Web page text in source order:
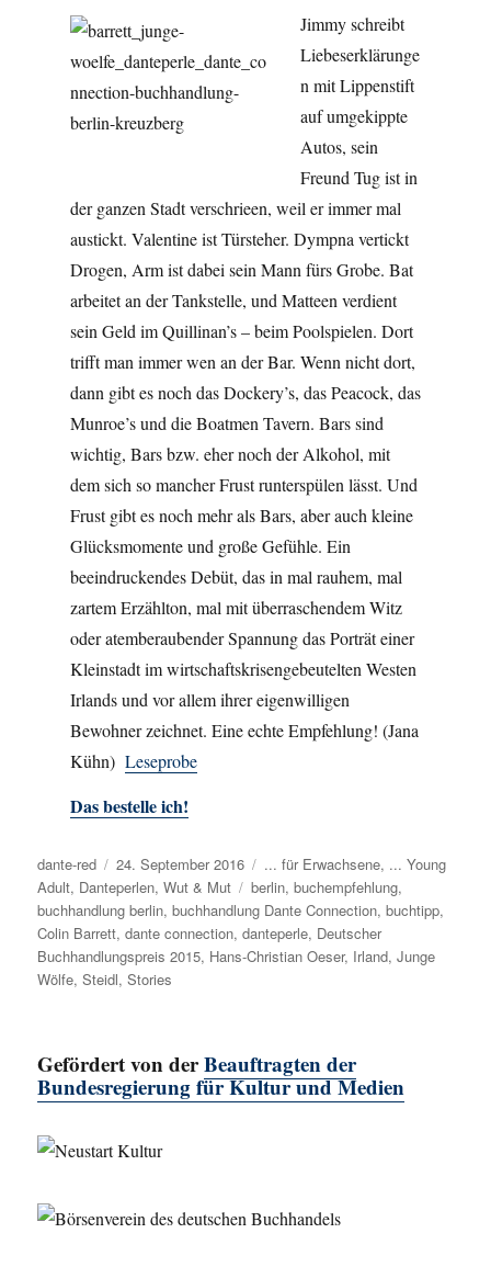
Jimmy schreibt
Liebeserklärunge
n mit Lippenstift
auf umgekippte
Autos, sein
Freund Tug ist in
der ganzen Stadt verschrieen, weil er immer mal
austickt. Valentine ist Türsteher. Dympna vertickt
Drogen, Arm ist dabei sein Mann fürs Grobe. Bat
arbeitet an der Tankstelle, und Matteen verdient
sein Geld im Quillinan’s – beim Poolspielen. Dort
trifft man immer wen an der Bar. Wenn nicht dort,
dann gibt es noch das Dockery’s, das Peacock, das
Munroe’s und die Boatmen Tavern. Bars sind
wichtig, Bars bzw. eher noch der Alkohol, mit
dem sich so mancher Frust runterspülen lässt. Und
Frust gibt es noch mehr als Bars, aber auch kleine
Glücksmomente und große Gefühle. Ein
beeindruckendes Debüt, das in mal rauhem, mal
zartem Erzählton, mal mit überraschendem Witz
oder atemberaubender Spannung das Porträt einer
Kleinstadt im wirtschaftskrisengebeutelten Westen
Irlands und vor allem ihrer eigenwilligen
Bewohner zeichnet. Eine echte Empfehlung! (Jana
Kühn) Leseprobe
Das bestelle ich!
Autor
dante-red
Veröffentlicht
am
24. September 2016 Kategorien
... für Erwachsene, ... Young
Adult, Danteperlen,Wut & Mut Schlagwörter
berlin,buchempfehlung,
buchhandlung berlin,buchhandlung Dante Connection,buchtipp,
Colin Barrett,dante connection,danteperle, Deutscher
Buchhandlungspreis 2015, Hans-Christian Oeser, Irland,Junge
Wölfe,Steidl,Stories
Gefördert von derBeauftragten der
Bundesregierung für Kultur und Medien